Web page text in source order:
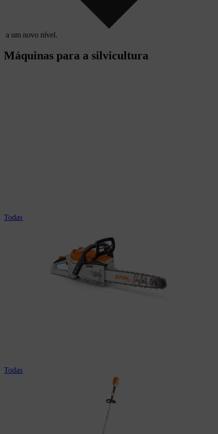
a um novo nível.
Máquinas para a silvicultura
Todas as motosserras profissionais
Todas as motorroçadoras profissionais